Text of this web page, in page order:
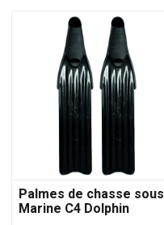
Palmes de chasse sous
Marine C4 Dolphin